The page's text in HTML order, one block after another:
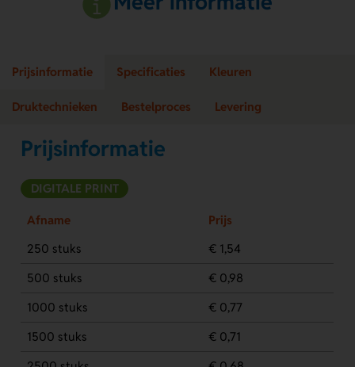
Prijsinformatie Specificaties Kleuren
Druktechnieken Bestelproces Levering
Prijsinformatie
DIGITALE PRINT
Afname
Prijs
250 stuks
€ 1,54
500 stuks
€ 0,98
1000 stuks
€ 0,77
1500 stuks
€ 0,71